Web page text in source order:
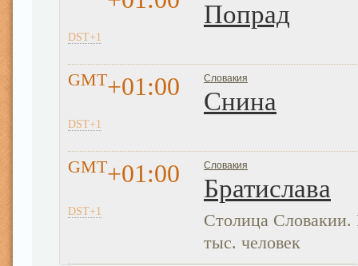
DST+1
Попрад
GMT+01:00
DST+1
Словакия
Снина
GMT+01:00
DST+1
Словакия
Братислава
Столица Словакии.
тыс. человек